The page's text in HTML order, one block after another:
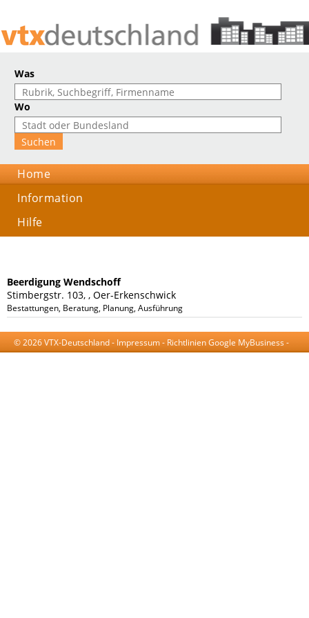
Was
Wo
Home
Information
Hilfe
Beerdigung Wendschoff
Stimbergstr. 103, , Oer-Erkenschwick
Bestattungen, Beratung, Planung, Ausführung
© 2026 VTX-Deutschland - Impressum- Richtlinien Google MyBusiness -
AGB-Datenschutzerklärung